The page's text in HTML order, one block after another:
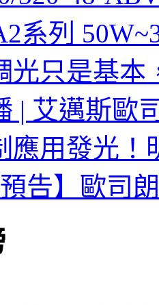
系列
光只是基本
| 艾邁斯歐
應用發光！
預告】歐司